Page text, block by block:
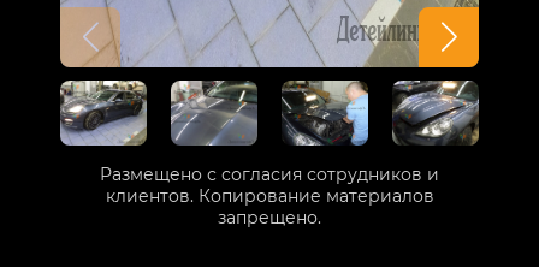
Размещено с согласия сотрудников и
клиентов. Копирование материалов
запрещено.